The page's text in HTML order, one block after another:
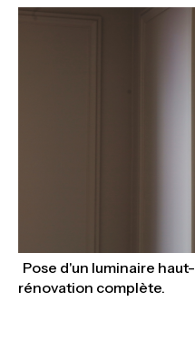
Pose d'un luminaire
rénovation complète.